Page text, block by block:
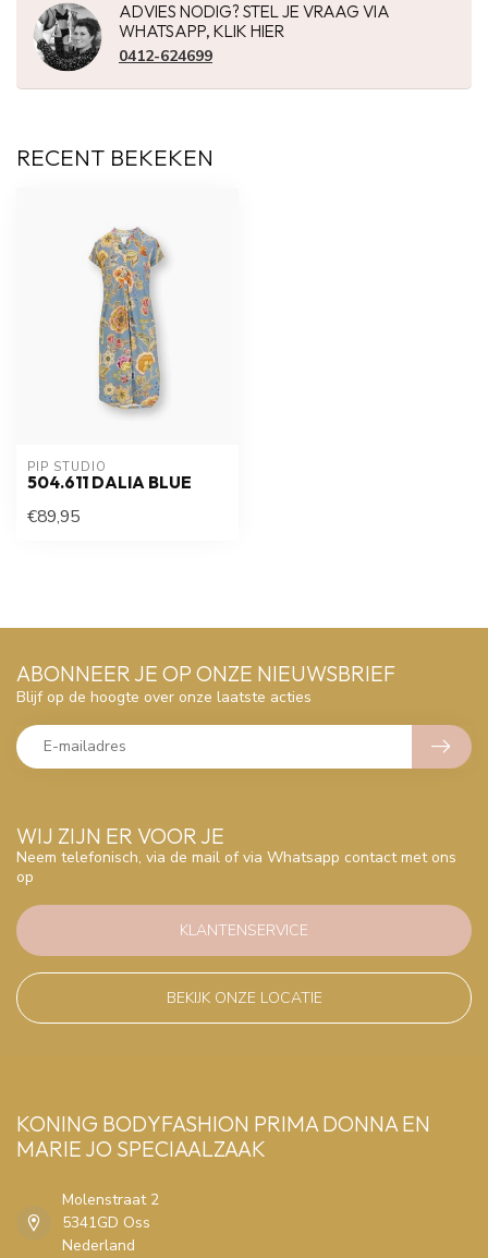
ADVIES NODIG? STEL JE VRAAG VIA
WHATSAPP, KLIK HIER
0412-624699
RECENT BEKEKEN
PIP STUDIO
504.611 DALIA BLUE
€89,95
WIJ ZIJN ER VOOR JE
Neem telefonisch, via de mail of via Whatsapp contact met ons
op
KLANTENSERVICE
BEKIJK ONZE LOCATIE
ABONNEER JE OP ONZE NIEUWSBRIEF
Blijf op de hoogte over onze laatste acties
KONING BODYFASHION PRIMA DONNA EN
MARIE JO SPECIAALZAAK
Molenstraat 2
5341GD Oss
Nederland